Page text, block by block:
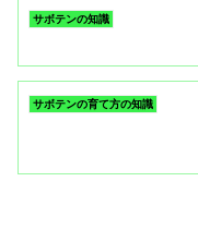
サボテンの知識
サボテンの育て方の知識